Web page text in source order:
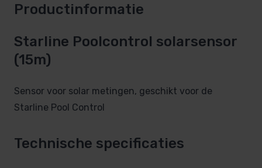
Productinformatie
Starline Poolcontrol solarsensor
(15m)
Sensor voor solar metingen, geschikt voor de
Starline Pool Control
Technische specificaties